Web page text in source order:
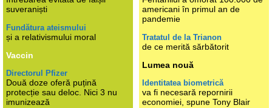
suveraniști
Fundătura ateismului
și a relativismului moral
Vaccin
Directorul Pfizer
Două doze oferă puțină
protecție sau deloc. Nici 3 nu
imunizează
americani în primul an de
pandemie
Tratatul de la Trianon
de ce merită sărbătorit
Lumea nouă
Identitatea biometrică
va fi necesară repornirii
economiei, spune Tony Blair